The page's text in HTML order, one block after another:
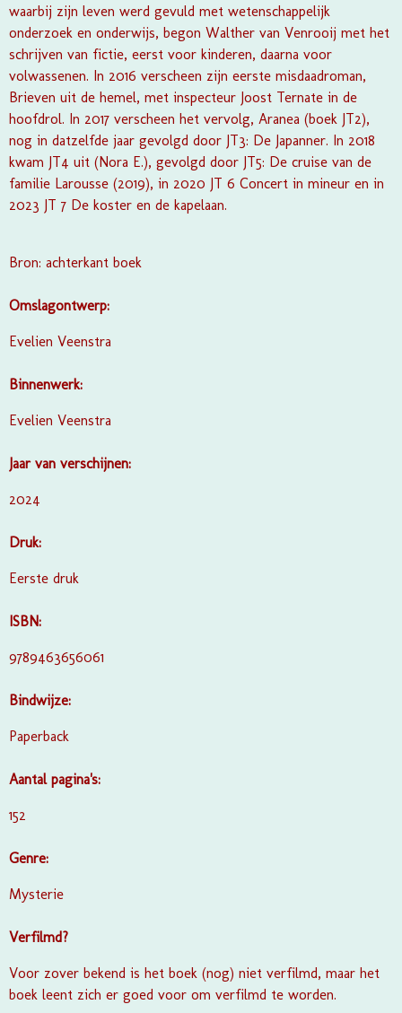
waarbij zijn leven werd gevuld met wetenschappelijk
onderzoek en onderwijs, begon Walther van Venrooij met het
schrijven van fictie, eerst voor kinderen, daarna voor
volwassenen. In 2016 verscheen zijn eerste misdaadroman,
Brieven uit de hemel, met inspecteur Joost Ternate in de
hoofdrol. In 2017 verscheen het vervolg, Aranea (boek JT2),
nog in datzelfde jaar gevolgd door JT3: De Japanner. In 2018
kwam JT4 uit (Nora E.), gevolgd door JT5: De cruise van de
familie Larousse (2019), in 2020 JT 6 Concert in mineur en in
2023 JT 7 De koster en de kapelaan.
Bron: achterkant boek
Omslagontwerp:
Evelien Veenstra
Binnenwerk:
Evelien Veenstra
Jaar van verschijnen:
2024
Druk:
Eerste druk
ISBN:
9789463656061
Bindwijze:
Paperback
Aantal pagina's:
152
Genre:
Mysterie
Verfilmd?
Voor zover bekend is het boek (nog) niet verfilmd, maar het
boek leent zich er goed voor om verfilmd te worden.